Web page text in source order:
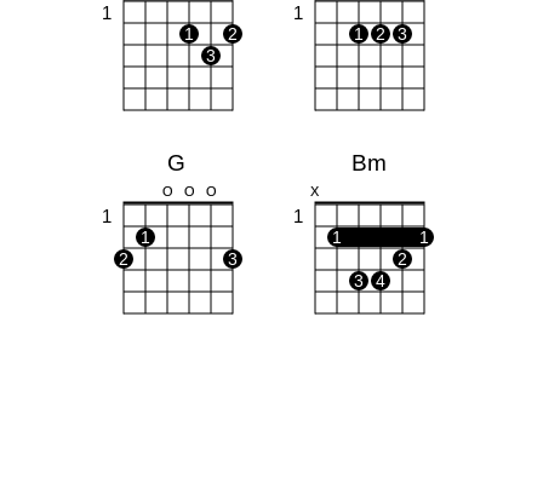
1
1
2
3
1
1 2 3
G
O O O
1
1
2
3
Bm
X
1
1
1
2
3
4